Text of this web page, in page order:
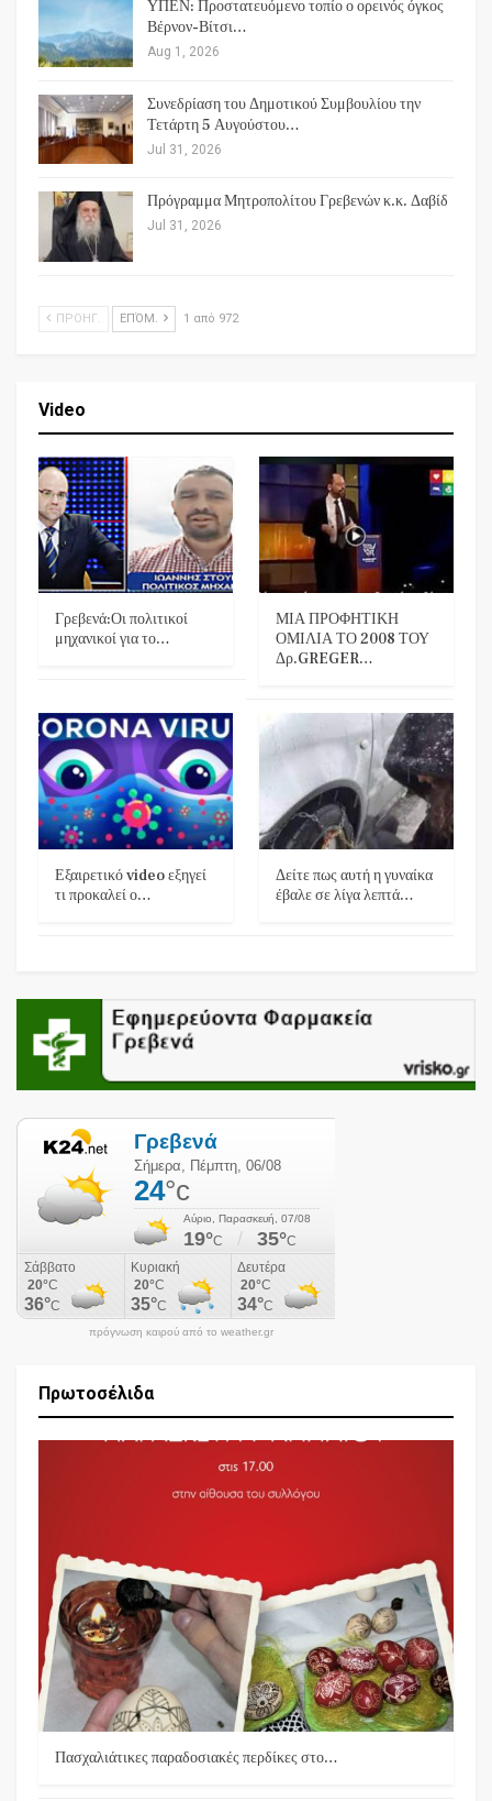
ΥΠΕΝ: Προστατευόμενο τοπίο ο ορεινός όγκος
Βέρνον-Βίτσι…
Aug 1, 2026
Συνεδρίαση του Δημοτικού Συμβουλίου την
Τετάρτη 5 Αυγούστου…
Jul 31, 2026
Πρόγραμμα Μητροπολίτου Γρεβενών κ.κ. Δαβίδ
Jul 31, 2026
ΠΡΟΗΓ. ΕΠΌΜ. 1 από 972
Video
Γρεβενά:Οι πολιτικοί
μηχανικοί για το…
ΜΙΑ ΠΡΟΦΗΤΙΚΗ
ΟΜΙΛΙΑ ΤΟ 2008 ΤΟΥ
Δρ.GREGER…
Εξαιρετικό video εξηγεί
τι προκαλεί ο…
Δείτε πως αυτή η γυναίκα
έβαλε σε λίγα λεπτά…
πρόγνωση καιρού από το weather.gr
Πρωτοσέλιδα
Πασχαλιάτικες παραδοσιακές περδίκες στο…